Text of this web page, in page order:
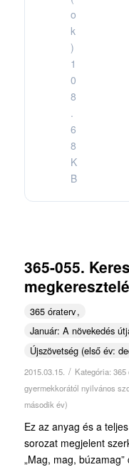
o
k
)
1
0
8
.
6
8
K
B
365-055.
365 óraterv
Január: A növekedés
Újszövetség (első év:
2015.03.15. / Kategória: 365
gyermekkorától nyilvános
második év)
Ez az anyag és a
sorozat megjelent
„Mag, mag,